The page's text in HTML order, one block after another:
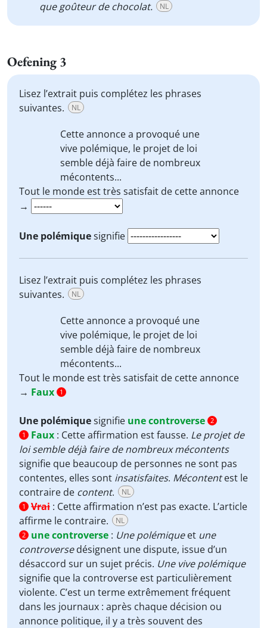
que goûteur de chocolat. NL
Oefening 3
Lisez l’extrait puis complétez les phrases
suivantes.
NL
Cette annonce a provoqué une
vive polémique, le projet de loi
semble déjà faire de nombreux
mécontents...
Tout le monde est très satisfait de cette annonce
→
Une polémiquesignifie
Lisez l’extrait puis complétez les phrases
suivantes.
NL
Cette annonce a provoqué une
vive polémique, le projet de loi
semble déjà faire de nombreux
mécontents...
Tout le monde est très satisfait de cette annonce
→ Faux 1
Une polémiquesignifie une controverse 2
1
Faux : Cette affirmation est fausse. Le projet de
loi semble déjà faire de nombreux mécontents
signifie que beaucoup de personnes ne sont pas
contentes, elles sont insatisfaites. Mécontentest le
contraire de content. NL
1 Vrai : Cette affirmation n’est pas exacte. L’article
affirme le contraire.
NL
2 une controverse : Une polémiqueet une
controversedésignent une dispute, issue d’un
désaccord sur un sujet précis. Une vive polémique
signifie que la controverse est particulièrement
violente. C’est un terme extrêmement fréquent
dans les journaux : après chaque décision ou
annonce politique, il y a très souvent des